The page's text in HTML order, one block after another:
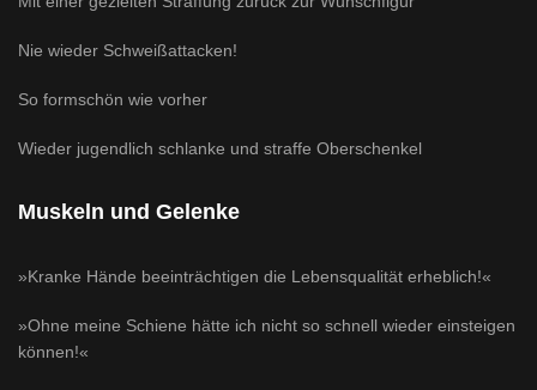
Nie wieder Schweißattacken!
So formschön wie vorher
Wieder jugendlich schlanke und straffe Oberschenkel
Muskeln und Gelenke
»Kranke Hände beeinträchtigen die Lebensqualität erheblich!«
»Ohne meine Schiene hätte ich nicht so schnell wieder einsteigen
können!«